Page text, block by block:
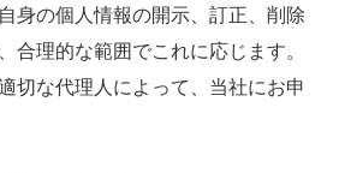
身の個人情報の開示、訂正、削除
合理的な範囲でこれに応じます。
切な代理人によって、当社にお申